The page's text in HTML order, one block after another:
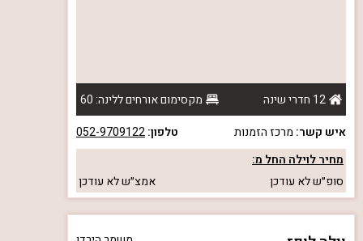
12 חדרי שינה
מקסימום אורחים ללינה: 60
איש קשר: מרכז הזמנות טלפון:052-9709122
מחיר לוילה החל מ:
סופ״שלא עודכן אמצ״שלא עודכן